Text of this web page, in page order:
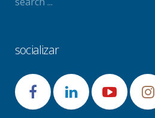
socializar